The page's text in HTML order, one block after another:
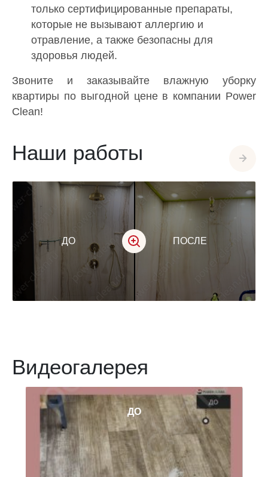
только сертифицированные препараты,
которые не вызывают аллергию и
отравление, а также безопасны для
здоровья людей.
Звоните и заказывайте влажную уборку
квартиры по выгодной цене в компании Power
Clean!
Наши работы
ДО ПОСЛЕ
Видеогалерея